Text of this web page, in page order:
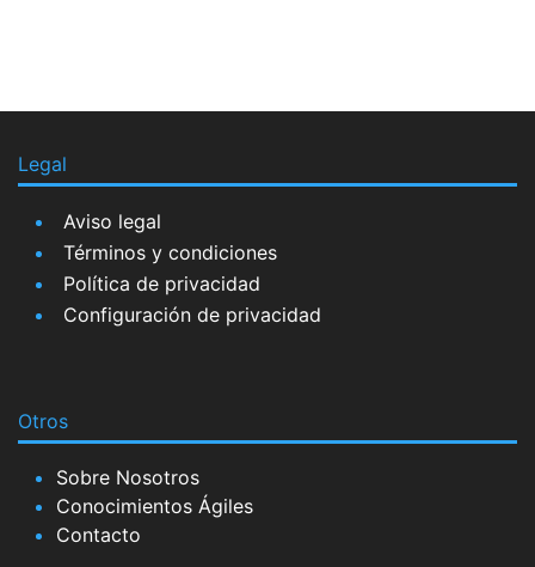
Legal
Aviso legal
Términos y condiciones
Política de privacidad
Configuración de privacidad
Otros
Sobre Nosotros
Conocimientos Ágiles
Contacto